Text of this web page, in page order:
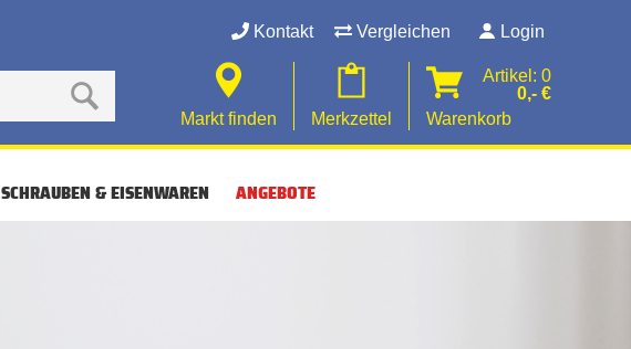
Kontakt Vergleichen Login
Markt finden Merkzettel
Artikel: 0
0,- €
Warenkorb
SCHRAUBEN & EISENWAREN ANGEBOTE